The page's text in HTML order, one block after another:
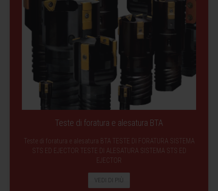
Teste di foratura e alesatura BTA
Teste di foratura e alesatura BTA TESTE DI FORATURA SISTEMA
STS ED EJECTOR TESTE DI ALESATURA SISTEMA STS ED
EJECTOR
VEDI DI PIÙ